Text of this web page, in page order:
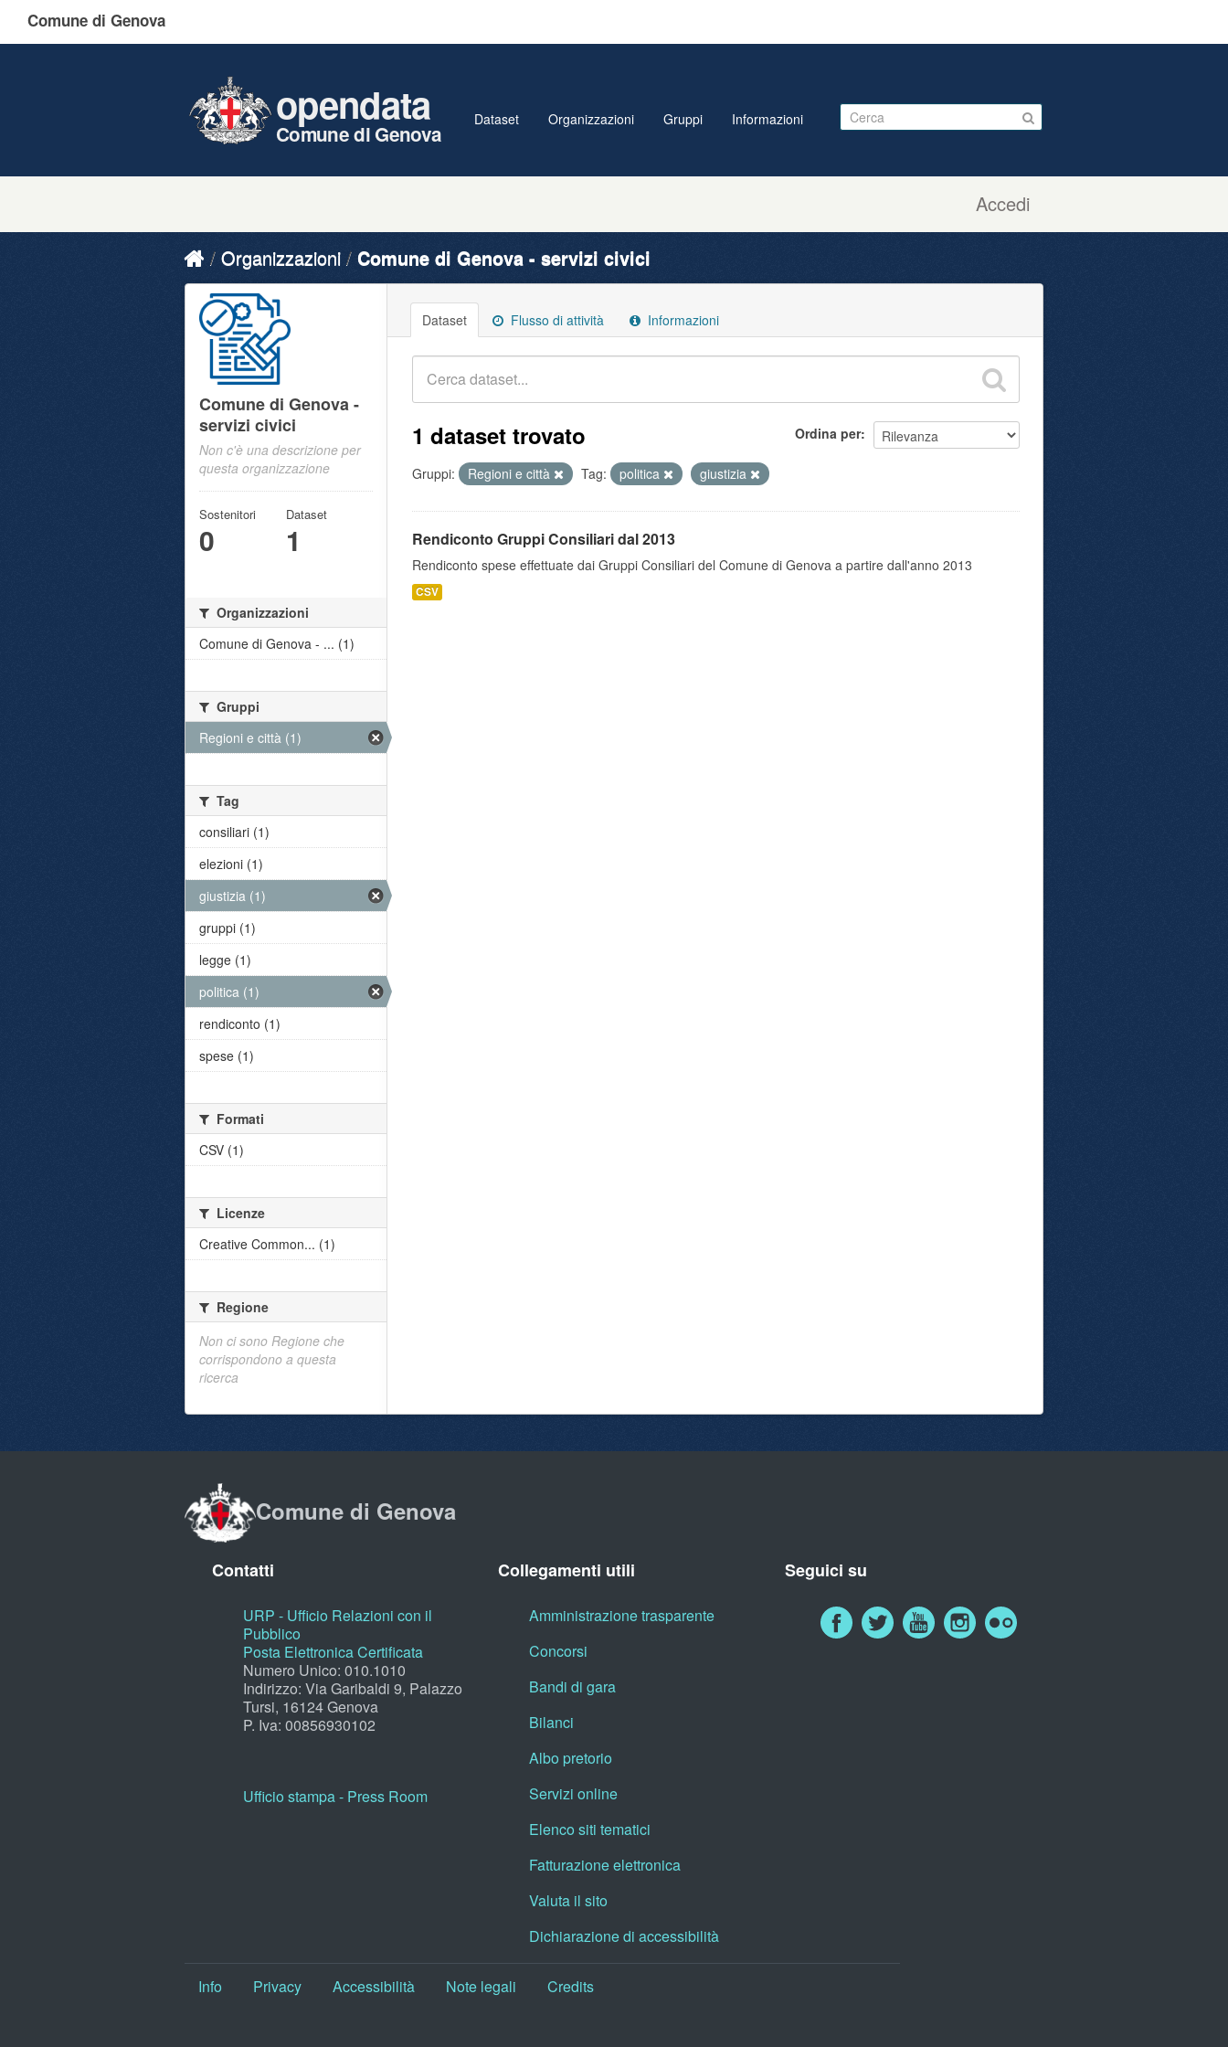
Comune di Genova
Accedi
opendata
Comune di Genova
Dataset Organizzazioni Gruppi Informazioni
Organizzazioni Comune di Genova - servizi civici
Dataset Flusso di attività Informazioni
Ordina per
1 dataset trovato
Gruppi: Regioni e città Tag: politica giustizia
Rendiconto Gruppi Consiliari dal 2013
Rendiconto spese effettuate dai Gruppi Consiliari del Comune di Genova a partire dall'anno 2013
CSV
Comune di Genova -
servizi civici
Non c'è una descrizione per
questa organizzazione
Sostenitori
0
Dataset
1
Organizzazioni
Comune di Genova - ... (1)
Gruppi
Regioni e città (1)
Tag
consiliari (1)
elezioni (1)
giustizia (1)
gruppi (1)
legge (1)
politica (1)
rendiconto (1)
spese (1)
Formati
CSV (1)
Licenze
Creative Common... (1)
Regione
Non ci sono Regione che
corrispondono a questa
ricerca
Comune di Genova
Contatti
URP - Ufficio Relazioni con il
Pubblico
Posta Elettronica Certificata
Numero Unico: 010.1010
Indirizzo: Via Garibaldi 9, Palazzo
Tursi, 16124 Genova
P. Iva: 00856930102
Ufficio stampa - Press Room
Collegamenti utili
Amministrazione trasparente
Concorsi
Bandi di gara
Bilanci
Albo pretorio
Servizi online
Elenco siti tematici
Fatturazione elettronica
Valuta il sito
Dichiarazione di accessibilità
Seguici su
Info Privacy Accessibilità Note legali Credits